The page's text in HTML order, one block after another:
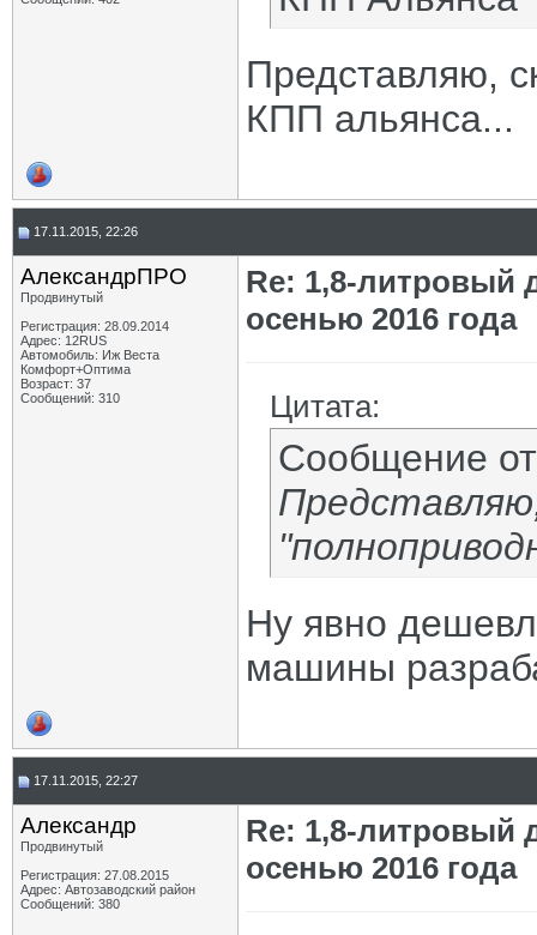
Представляю,
КПП альянса...
17.11.2015, 22:26
АлександрПРО
Продвинутый
Регистрация: 28.09.2014
Адрес: 12RUS
Автомобиль: Иж Веста
Комфорт+Оптима
Возраст: 37
Сообщений: 310
Re: 1,8-литровый
осенью 2016 года
Цитата:
Сообщение
Ну явно
машины
17.11.2015, 22:27
Aлександр
Продвинутый
Регистрация: 27.08.2015
Адрес: Автозаводский район
Сообщений: 380
Re: 1,8-литровый
осенью 2016 года